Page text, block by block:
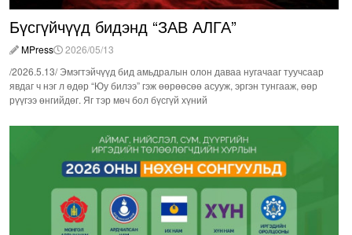
Бүсгүйчүүд бидэнд “ЗАВ АЛГА”
MPress
2026/05/13
/2026.5.13/ Эмэгтэйчүүд бид амьдралын олон даваа нугачааг туучсаар
явдаг ч нэг л өдөр “Юу билээ” гэж өөрөөсөө асууж, эргэн тунгааж, өөр
рүүгээ өнгийдөг. Яг тэр мөч бол бүсгүй хүний